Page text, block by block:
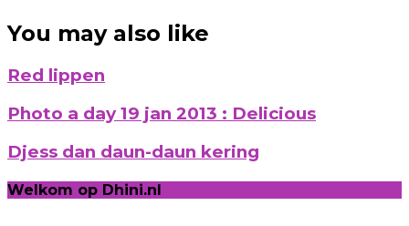
You may also like
Red lippen
Photo a day 19 jan 2013 : Delicious
Djess dan daun-daun kering
Welkom op Dhini.nl